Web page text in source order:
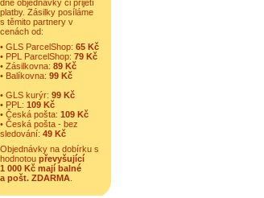
dne objednávky či přijetí
platby. Zásilky posíláme
s těmito partnery v
cenách od:
• GLS ParcelShop: 65 Kč
• PPL ParcelShop: 79 Kč
• Zásilkovna: 89 Kč
• Balíkovna: 99 Kč
• GLS kurýr: 99 Kč
• PPL: 109 Kč
• Česká pošta: 109 Kč
• Česká pošta - bez
sledování: 49 Kč
Objednávky na dobírku s
hodnotou převyšující
1 000 Kč mají balné
a pošt. ZDARMA.